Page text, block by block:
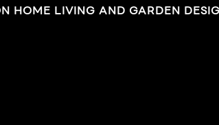
กลาง ขยายพันธุ์ : ปักชำกิ่ง […]
ดินทั่
ก
ชื้
HOME LIVING AND GARDEN